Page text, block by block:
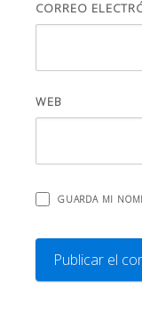
CORREO
WEB
GUARDA MI